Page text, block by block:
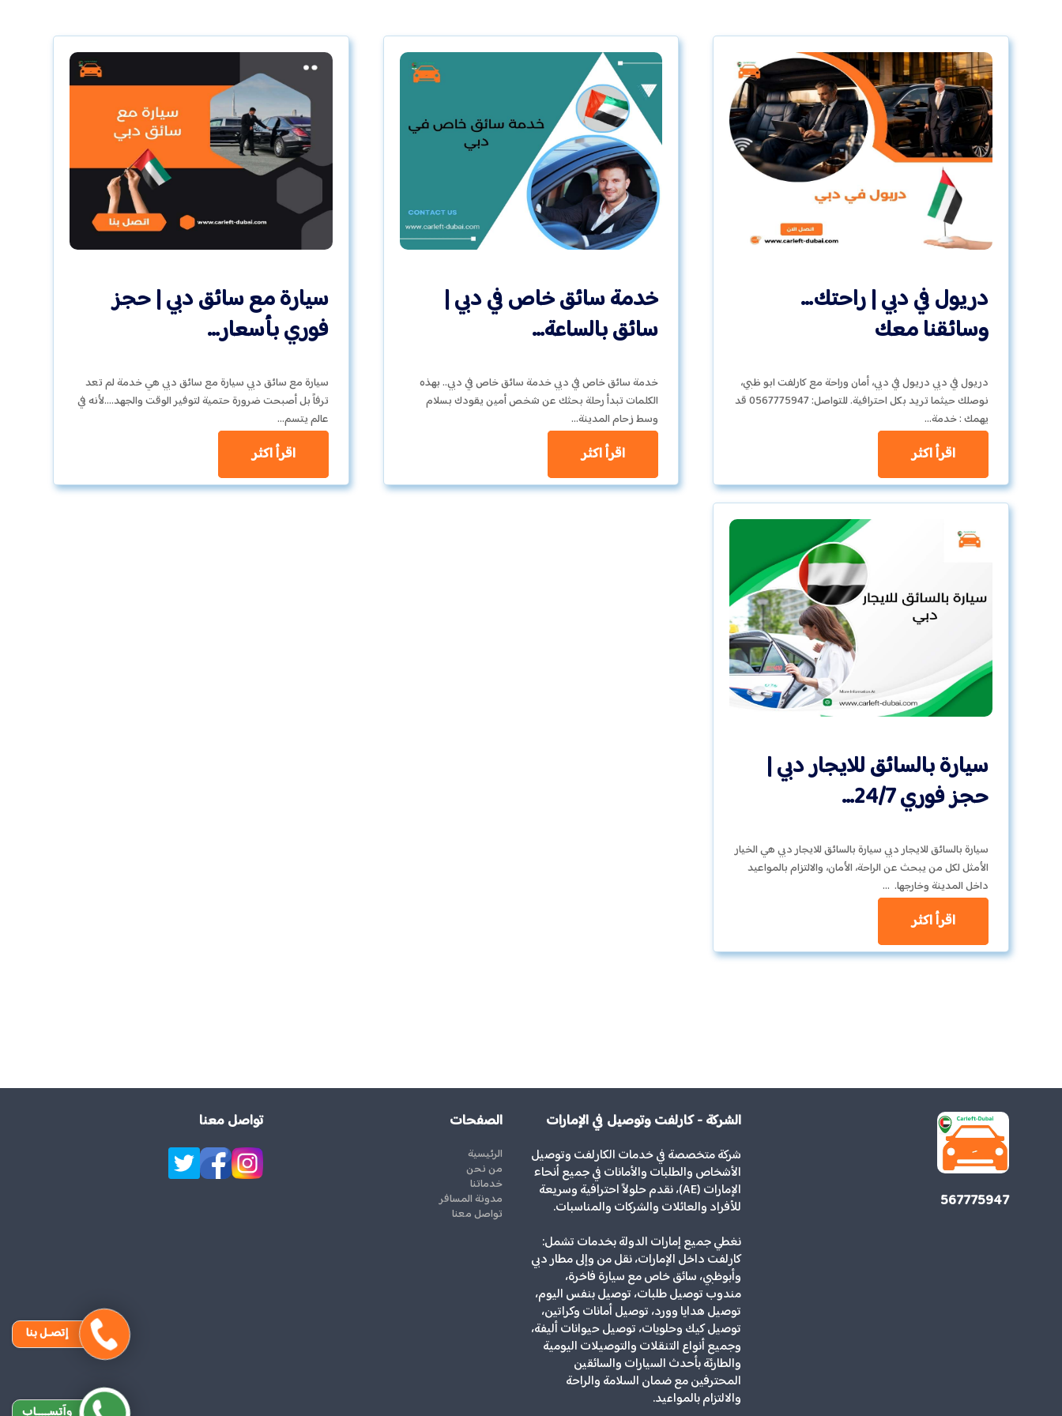
دريول في دبي | راحتك…
وسائقنا معك
دريول في دبي دريول في دبي، أمان وراحة مع كارلفت ابو ظبي،
نوصلك حيثما تريد بكل احترافية. للتواصل: 0567775947 قد
يهمك : خدمة…
اقرأ اكثر
خدمة سائق خاص في دبي |
سائق بالساعة…
خدمة سائق خاص في دبي خدمة سائق خاص في دبي.. بهذه
الكلمات تبدأ رحلة بحثك عن شخص أمين يقودك بسلام
وسط زحام المدينة…
اقرأ اكثر
سيارة مع سائق دبي | حجز
فوري بأسعار…
سيارة مع سائق دبي سيارة مع سائق دبي هي خدمة لم تعد
ترفاً بل أصبحت ضرورة حتمية لتوفير الوقت والجهد….لأنه في
عالم يتسم…
اقرأ اكثر
سيارة بالسائق للايجار دبي |
حجز فوري 24/7…
سيارة بالسائق للايجار دبي سيارة بالسائق للايجار دبي هي الخيار
الأمثل لكل من يبحث عن الراحة، الأمان، والالتزام بالمواعيد
داخل المدينة وخارجها. …
اقرأ اكثر
567775947
الشركة - كارلفت وتوصيل في الإمارات
شركة متخصصة في خدمات الكارلفت وتوصيل
الأشخاص والطلبات والأمانات في جميع أنحاء
الإمارات (AE)، نقدم حلولاً احترافية وسريعة
للأفراد والعائلات والشركات والمناسبات.
نغطي جميع إمارات الدولة بخدمات تشمل:
كارلفت داخل الإمارات، نقل من وإلى مطار دبي
وأبوظبي، سائق خاص مع سيارة فاخرة،
مندوب توصيل طلبات، توصيل بنفس اليوم،
توصيل هدايا وورد، توصيل أمانات وكراتين،
توصيل كيك وحلويات، توصيل حيوانات أليفة،
وجميع أنواع التنقلات والتوصيلات اليومية
والطارئة بأحدث السيارات والسائقين
المحترفين مع ضمان السلامة والراحة
والالتزام بالمواعيد.
الصفحات
الرئيسية
من نحن
خدماتنا
مدونة المسافر
تواصل معنا
تواصل معنا
إتصـل بنا